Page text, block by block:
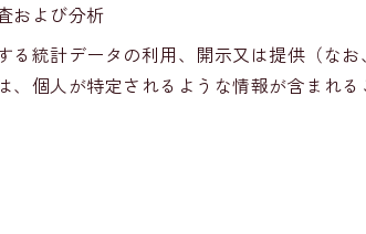
および分析
る統計データの利用、開示又は提供（な
、個人が特定されるような情報が含まれ